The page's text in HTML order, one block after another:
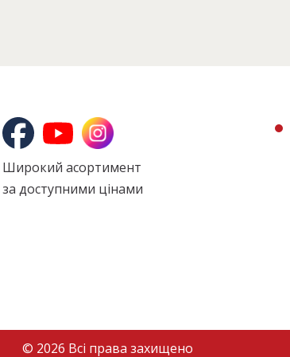
Широкий асортимент
за доступними цінами
© 2026 Всі права захищено